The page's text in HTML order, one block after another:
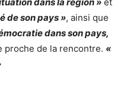
de son pays », ainsi que
dans son pays,
proche de la rencontre. «